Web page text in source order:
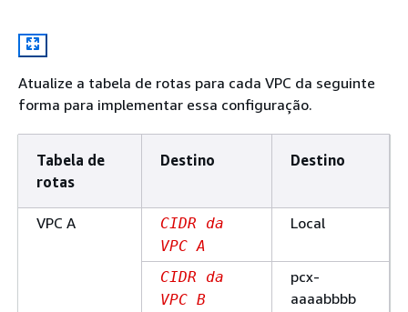
Atualize a tabela de rotas para cada VPC da seguinte
forma para implementar essa configuração.
Tabela de
rotas
Destino Destino
VPC A
CIDR da
VPC A
Local
CIDR da
VPC B
pcx-
aaaabbbb